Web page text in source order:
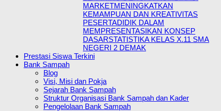
MARKETMENINGKATKAN
KEMAMPUAN DAN KREATIVITAS
PESERTADIDIK DALAM
MEMPRESENTASIKAN KONSEP
DASARSTATISTIKA KELAS X.11 SMA
NEGERI 2 DEMAK
Prestasi Siswa Terkini
Bank Sampah
Blog
Visi, Misi dan Pokja
Sejarah Bank Sampah
Struktur Organisasi Bank Sampah dan Kader
Pengelolaan Bank Sampah